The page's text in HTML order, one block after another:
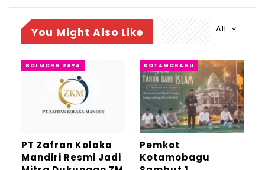
dilapangan hijau.(And)
All
You Might Also Like
BOLMONG RAYA
PT Zafran Kolaka
Mandiri Resmi Jadi
KOTAMOBAGU
Pemkot
Kotamobagu